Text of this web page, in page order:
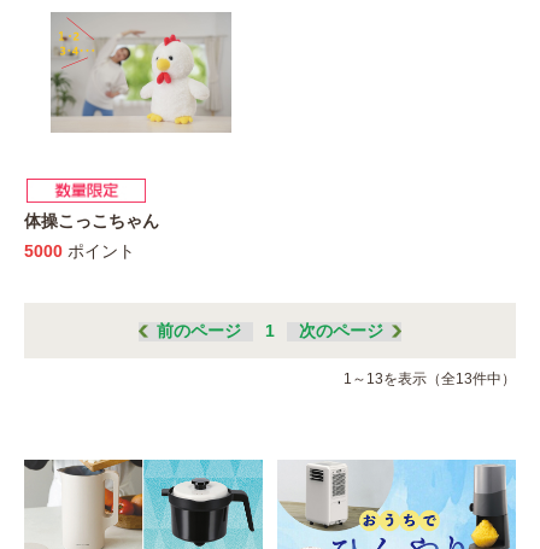
体操こっこちゃん
5000 ポイント
前のページ 1 次のページ
1～13を表示（全13件中）